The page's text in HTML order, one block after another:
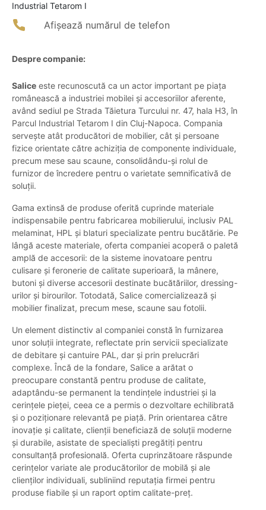
Industrial Tetarom I
Afișează numărul de telefon
Despre companie:
Salice este recunoscută ca un actor important pe piața
românească a industriei mobilei și accesoriilor aferente,
având sediul pe Strada Tăietura Turcului nr. 47, hala H3, în
Parcul Industrial Tetarom I din Cluj-Napoca. Compania
servește atât producători de mobilier, cât și persoane
fizice orientate către achiziția de componente individuale,
precum mese sau scaune, consolidându-și rolul de
furnizor de încredere pentru o varietate semnificativă de
soluții.
Gama extinsă de produse oferită cuprinde materiale
indispensabile pentru fabricarea mobilierului, inclusiv PAL
melaminat, HPL și blaturi specializate pentru bucătărie. Pe
lângă aceste materiale, oferta companiei acoperă o paletă
amplă de accesorii: de la sisteme inovatoare pentru
culisare și feronerie de calitate superioară, la mânere,
butoni și diverse accesorii destinate bucătăriilor, dressing-
urilor și birourilor. Totodată, Salice comercializează și
mobilier finalizat, precum mese, scaune sau fotolii.
Un element distinctiv al companiei constă în furnizarea
unor soluții integrate, reflectate prin servicii specializate
de debitare și cantuire PAL, dar și prin prelucrări
complexe. Încă de la fondare, Salice a arătat o
preocupare constantă pentru produse de calitate,
adaptându-se permanent la tendințele industriei și la
cerințele pieței, ceea ce a permis o dezvoltare echilibrată
și o poziționare relevantă pe piață. Prin orientarea către
inovație și calitate, clienții beneficiază de soluții moderne
și durabile, asistate de specialiști pregătiți pentru
consultanță profesională. Oferta cuprinzătoare răspunde
cerințelor variate ale producătorilor de mobilă și ale
clienților individuali, subliniind reputația firmei pentru
produse fiabile și un raport optim calitate-preț.